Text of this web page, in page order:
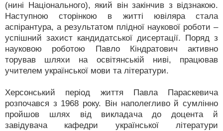
(нині Національного), який він закінчив з відзнакою.
Наступною сторінкою в житті ювіляра стала
аспірантура, а результатом плідної наукової роботи –
успішний захист кандидатської дисертації. Поряд з
науковою роботою Павло Кіндратович активно
торував шляхи на освітянській ниві, працював
учителем української мови та літератури.
Херсонський період життя Павла Параскевича
розпочався з 1968 року. Він наполегливо й сумлінно
пройшов шлях від викладача до доцента й
завідувача кафедри української літератури